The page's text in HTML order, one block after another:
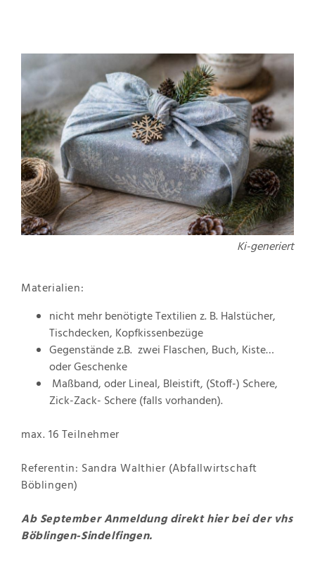
Ki-generiert
Materialien:
nicht mehr benötigte Textilien z. B. Halstücher,
Tischdecken, Kopfkissenbezüge
Gegenstände z.B. zwei Flaschen, Buch, Kiste…
oder Geschenke
Maßband, oder Lineal, Bleistift, (Stoff-) Schere,
Zick-Zack- Schere (falls vorhanden).
max. 16 Teilnehmer
Referentin: Sandra Walthier (Abfallwirtschaft
Böblingen)
Ab September Anmeldung direkt hier bei der vhs
Böblingen-Sindelfingen.